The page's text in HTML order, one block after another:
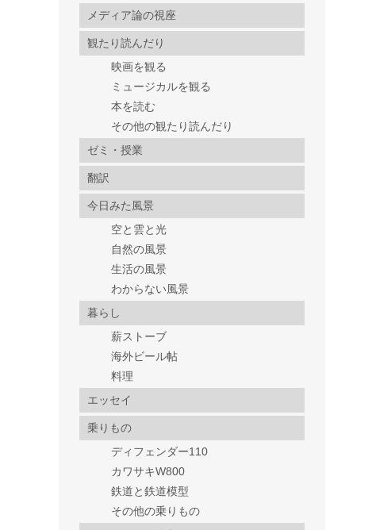
メディア論の視座
観たり読んだり
映画を観る
ミュージカルを観る
本を読む
その他の観たり読んだり
ゼミ・授業
翻訳
今日みた風景
空と雲と光
自然の風景
生活の風景
わからない風景
暮らし
薪ストーブ
海外ビール帖
料理
エッセイ
乗りもの
ディフェンダー110
カワサキW800
鉄道と鉄道模型
その他の乗りもの